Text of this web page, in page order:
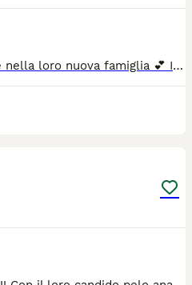
Bellissimi cuccioli pronti per entrare nella loro nuova famiglia 💕 I nostri cuccioli nascono esclusivamente presso il nostro allevamento riconosciuto ENCI e FCI, con possibilità di vedere entrambi i genitori. 👉 Vengono consegnati dopo i 3 mesi di età, completi di: ✔️ Pedigree ENCI ✔️ Documentazione sanitaria completa ✔️ Microchip e iscrizione all’Anagrafe Canina ✔️ Ciclo vaccinale completo ✔️ Sverminazione ✔️ Libretto sanitario ✔️ Abituati all’uso della traversina assorbente ✔️ Svezzati e alimentati con crocchette secche di qualità 📍 Vieni a conoscerci: Allevamento della Famiglia Contarini Solarolo – Emilia Romagna 📞 Contattaci per maggiori informazioni, prezzi e per fissare una visita Visite tutti i giorni previo appuntamento 🌐 www.canimaltesi.it 📸 Instagram: @allevamentofamigliacontarini